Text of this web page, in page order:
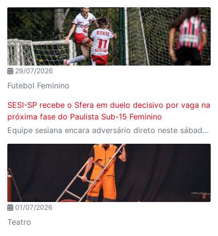
29/07/2026
Futebol Feminino
SESI-SP recebe o Sfera em duelo decisivo por vaga na
próxima fase do Paulista Sub-15 Feminino
Equipe sesiana encara adversário direto neste sábado (1º), em Rio Claro, pela penúltima rodada da fase de grupos
01/07/2026
Teatro